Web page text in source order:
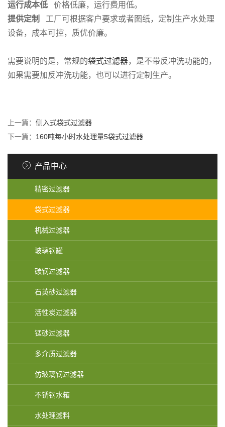
运行成本低 价格低廉，运行费用低。
提供定制
工厂可根据客户要求或者图纸，定制生产水处理
设备，成本可控，质优价廉。
需要说明的是，常规的袋式过滤器，是不带反冲洗功能的，
如果需要加反冲洗功能，也可以进行定制生产。
上一篇： 侧入式袋式过滤器
下一篇： 160吨每小时水处理量5袋式过滤器
产品中心
精密过滤器
袋式过滤器
机械过滤器
玻璃钢罐
碳钢过滤器
石英砂过滤器
活性炭过滤器
锰砂过滤器
多介质过滤器
仿玻璃钢过滤器
不锈钢水箱
水处理滤料